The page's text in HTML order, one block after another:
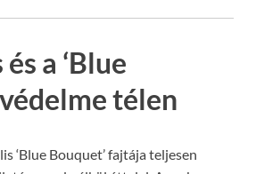
a ‘Blue
télen
‘Blue Bouquet’ fajtája teljesen